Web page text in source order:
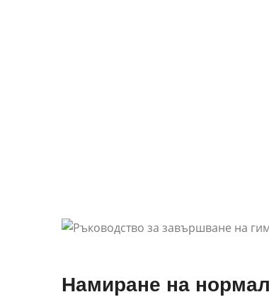
Намиране на